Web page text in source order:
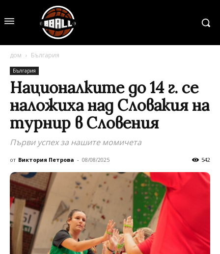
дом България
България
Националките до 14 г. се
наложиха над Словакия на
турнир в Словения
Първи успех за нашите момичета
от Виктория Петрова - 08/08/2025 542